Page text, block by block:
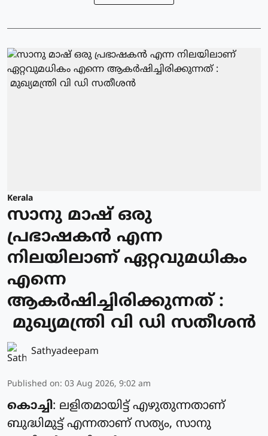
Kerala
സാനു മാഷ് ഒരു
പ്രഭാഷകൻ എന്ന
നിലയിലാണ് ഏറ്റവുമധികം
എന്നെ
ആകർഷിച്ചിരിക്കുന്നത് :
മുഖ്യമന്ത്രി വി ഡി സതീശൻ
Sathyadeepam
Published on: 03 Aug 2026, 9:02 am
കൊച്ചി: ലളിതമായിട്ട് എഴുതുന്നതാണ്
ബുദ്ധിമുട്ട് എന്നതാണ് സത്യം, സാനു